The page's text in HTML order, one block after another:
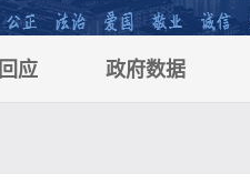
应 政府数据